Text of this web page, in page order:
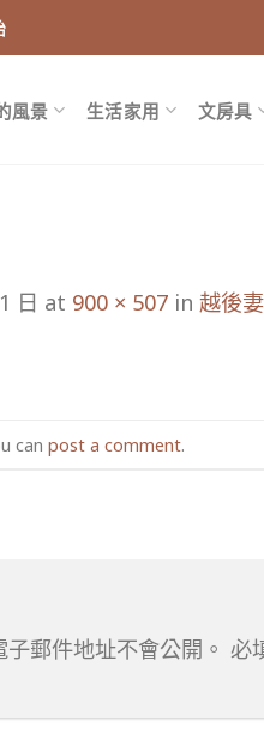
風景 生活家用 文房具
日 at 900 × 507 in 越後
can post a comment.
郵件地址不會公開。 必